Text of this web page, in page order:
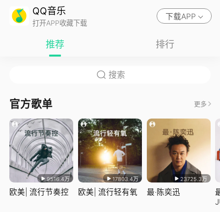
QQ音乐
打开APP收藏下载
下载APP
推荐 排行
官方歌单 更多
9516.4万
欧美| 流行节奏控
17803.4万
欧美| 流行轻有氧
23725.3万
最·陈奕迅